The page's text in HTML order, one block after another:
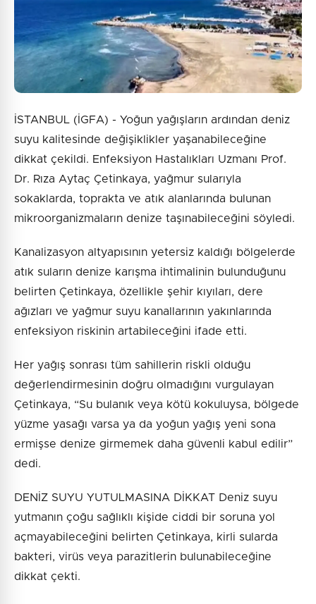
Gönder
İSTANBUL (İGFA) - Yoğun yağışların ardından deniz
suyu kalitesinde değişiklikler yaşanabileceğine
dikkat çekildi. Enfeksiyon Hastalıkları Uzmanı Prof.
Dr. Rıza Aytaç Çetinkaya, yağmur sularıyla
sokaklarda, toprakta ve atık alanlarında bulunan
mikroorganizmaların denize taşınabileceğini söyledi.
Kanalizasyon altyapısının yetersiz kaldığı bölgelerde
atık suların denize karışma ihtimalinin bulunduğunu
belirten Çetinkaya, özellikle şehir kıyıları, dere
ağızları ve yağmur suyu kanallarının yakınlarında
enfeksiyon riskinin artabileceğini ifade etti.
Her yağış sonrası tüm sahillerin riskli olduğu
değerlendirmesinin doğru olmadığını vurgulayan
Çetinkaya, “Su bulanık veya kötü kokuluysa, bölgede
yüzme yasağı varsa ya da yoğun yağış yeni sona
ermişse denize girmemek daha güvenli kabul edilir”
dedi.
DENİZ SUYU YUTULMASINA DİKKAT Deniz suyu
yutmanın çoğu sağlıklı kişide ciddi bir soruna yol
açmayabileceğini belirten Çetinkaya, kirli sularda
bakteri, virüs veya parazitlerin bulunabileceğine
dikkat çekti.